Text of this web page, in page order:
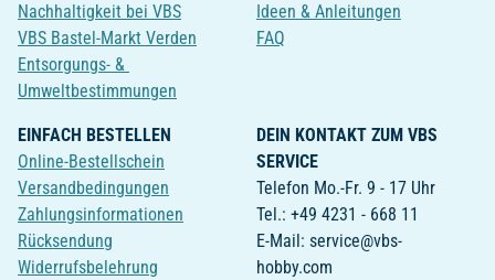
Nachhaltigkeit bei VBS
VBS Bastel-Markt Verden
Entsorgungs- &
Umweltbestimmungen
Ideen & Anleitungen
FAQ
EINFACH BESTELLEN
Online-Bestellschein
Versandbedingungen
Zahlungsinformationen
Rücksendung
Widerrufsbelehrung
DEIN KONTAKT ZUM VBS
SERVICE
Telefon Mo.-Fr. 9 - 17 Uhr
Tel.: +49 4231 - 668 11
E-Mail: service@vbs-
hobby.com